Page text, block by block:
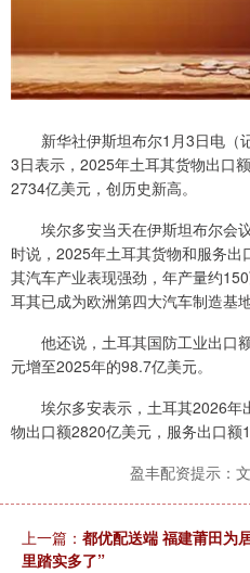
新华社伊斯坦布尔1月3日电（
3日表示，2025年土耳其货物出口
2734亿美元，创历史新高。
埃尔多安当天在伊斯坦布尔会
时说，2025年土耳其货物和服务
其汽车产业表现强劲，年产量约
耳其已成为欧洲第四大汽车制造基
他还说，土耳其国防工业出口
元增至2025年的98.7亿美元。
埃尔多安表示，土耳其2026年
物出口额2820亿美元，服务出口额
盈丰配资提示：
上一篇： 都优配送端 福建莆田为
里踏实多了”